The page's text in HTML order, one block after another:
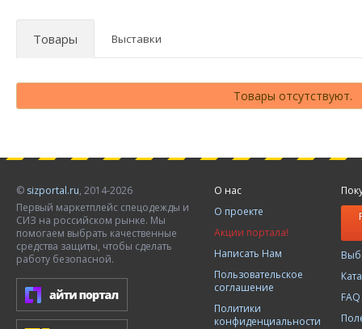
Товары Выставки
Товары отсутствуют.
© sizportal.ru, 2014-2026
Первый маркетплейс спецодежды и
СИЗ на российском рынке. Мы
помогаем выбрать качественные
средства защиты, чтобы сделать
работу безопасной.
О нас
О проекте
Акции портала!
Написать Нам
Пользовательское
соглашение
Политики
конфиденциальности
FAQ